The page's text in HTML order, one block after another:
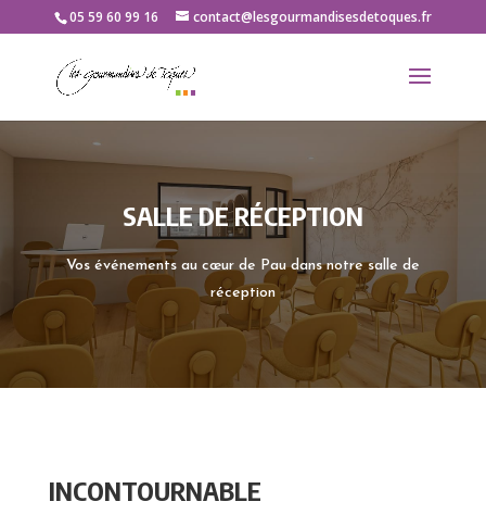
05 59 60 99 16 contact@lesgourmandisesdetoques.fr
SALLE DE RÉCEPTION
Vos événements au cœur de Pau dans notre salle de
réception
INCONTOURNABLE